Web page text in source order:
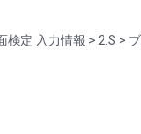
検定 入力情報 > 2.S >